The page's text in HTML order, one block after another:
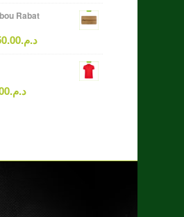
Rabat
د.م.
د.م.